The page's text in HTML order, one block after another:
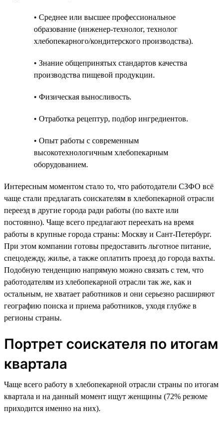
• Среднее или высшее профессиональное
образование (инженер-технолог, технолог
хлебопекарного/кондитерского производства).
• Знание общепринятых стандартов качества
производства пищевой продукции.
• Физическая выносливость.
• Отработка рецептур, подбор ингредиентов.
• Опыт работы с современным
высокотехнологичным хлебопекарным
оборудованием.
Интересным моментом стало то, что работодатели СЗФО всё
чаще стали предлагать соискателям в хлебопекарной отрасли
переезд в другие города ради работы (по вахте или
постоянно). Чаще всего предлагают переехать на время
работы в крупные города страны: Москву и Сант-Петербург.
При этом компании готовы предоставить льготное питание,
спецодежду, жилье, а также оплатить проезд до города вахты.
Подобную тенденцию напрямую можно связать с тем, что
работодателям из хлебопекарной отрасли так же, как и
остальным, не хватает работников и они серьезно расширяют
географию поиска и приема работников, уходя глубже в
регионы страны.
Портрет соискателя по итогам
квартала
Чаще всего работу в хлебопекарной отрасли страны по итогам
квартала и на данный момент ищут женщины (72% резюме
приходится именно на них).